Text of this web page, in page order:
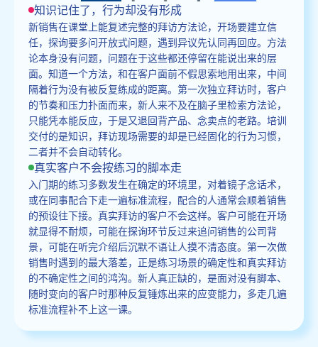
知识记住了，行为却没有形成
新销售在课堂上能复述完整的拜访方法论，开场要建立信
任，探询要多问开放式问题，遇到异议先认同再回应。方法
论本身没有问题，问题在于这些都还停留在能说出来的层
面。知道一个方法，和在客户面前不假思索地用出来，中间
隔着行为没有被反复练成的距离。第一次独立拜访时，客户
的节奏和压力扑面而来，新人来不及在脑子里检索方法论，
只能凭本能反应，于是又退回背产品、念卖点的老路。培训
交付的是知识，拜访现场需要的却是已经固化的行为习惯，
二者并不会自动转化。
真实客户不会按练习的脚本走
入门期的练习多数发生在确定的环境里，对着镜子念话术，
或在同事配合下走一遍标准流程，配合的人通常会顺着销售
的预设往下接。真实拜访的客户不会这样。客户可能在开场
就显得不耐烦，可能在探询环节反过来追问销售的公司背
景，可能在听完介绍后沉默不语让人摸不清态度。第一次做
销售时遇到的最大落差，正是练习场景的确定性和真实拜访
的不确定性之间的鸿沟。新人真正缺的，是面对没有脚本、
随时变向的客户时那种反复锤炼出来的应变能力，多走几遍
标准流程补不上这一课。